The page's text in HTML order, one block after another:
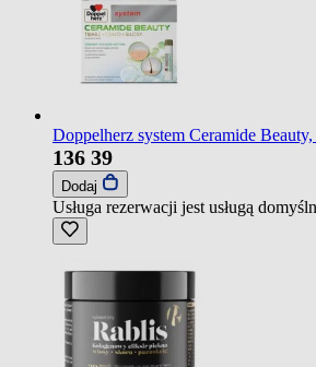
Doppelherz system Ceramide
136 39
Dodaj
Usługa rezerwacji jest usługą